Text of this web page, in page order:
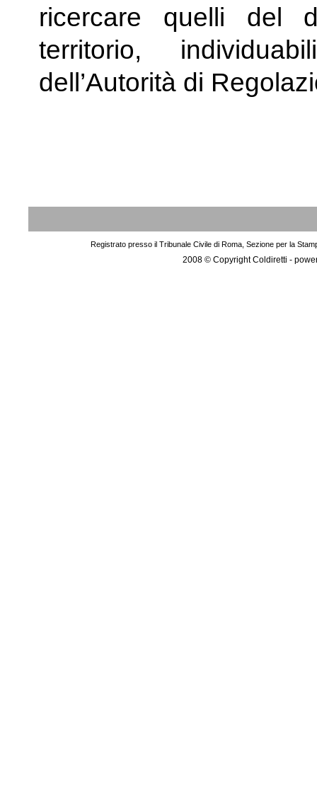
ricercare quelli del
territorio,
dell’Autorità di
Registrato presso il Tribunale Civile di Roma, Sezione per la
2008 © Copyright Coldiretti -